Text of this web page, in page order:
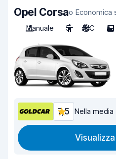
Opel Corsao Economica
Manuale
5 A/C 5
7,5 Nella media